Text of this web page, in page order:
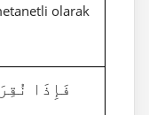
olarak